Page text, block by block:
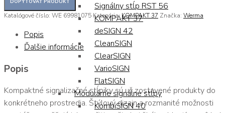
Signálny stĺp RST 56
KOMPAKT 37
deSIGN 42
CleanSIGN
ClearSIGN
VarioSIGN
FlatSIGN
Modulárne signálne stĺpy
KombiSIGN 40
Katalógové číslo: WE 69981075 Kategória: KOMPAKT 37 Značka: Werma
Popis
Ďalšie informácie
Popis
Kompaktné signalizačné stĺpiky sú už zostavené produkty do
konkrétneho prostredia. Štýlový dizajn a rozmanité možnosti